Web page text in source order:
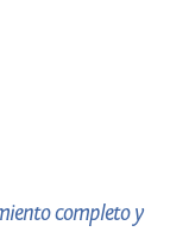
completo y